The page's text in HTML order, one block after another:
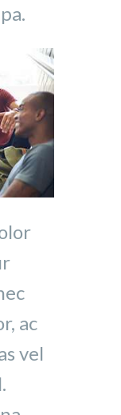
ac
vel